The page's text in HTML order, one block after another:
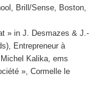
, Brill/Sense, Boston,
» in J. Desmazes & J.-
Entrepreneur à
Kalika, ems
», Cormelle le